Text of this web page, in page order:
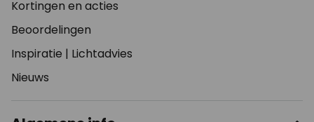
Kortingen en acties
Beoordelingen
Inspiratie | Lichtadvies
Nieuws